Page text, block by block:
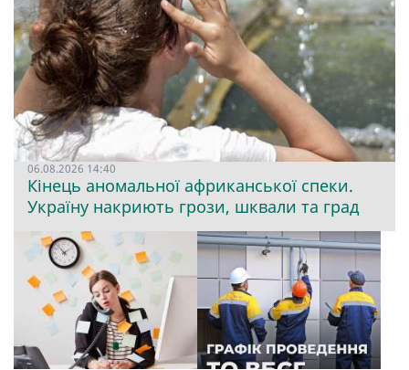
06.08.2026 14:40
Кінець аномальної африканської спеки.
Україну накриють грози, шквали та град